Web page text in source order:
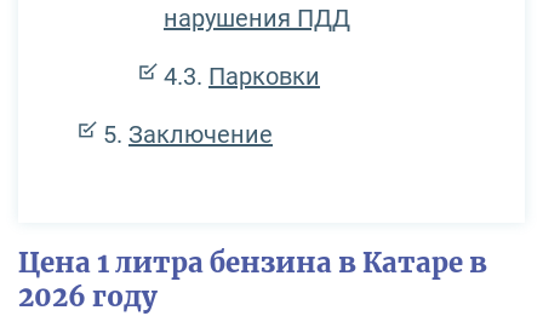
нарушения ПДД
Парковки
Заключение
Цена 1 литра бензина в Катаре в
2026 году